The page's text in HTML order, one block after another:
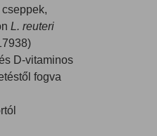
L. reuteri
D-vitaminos
fogva